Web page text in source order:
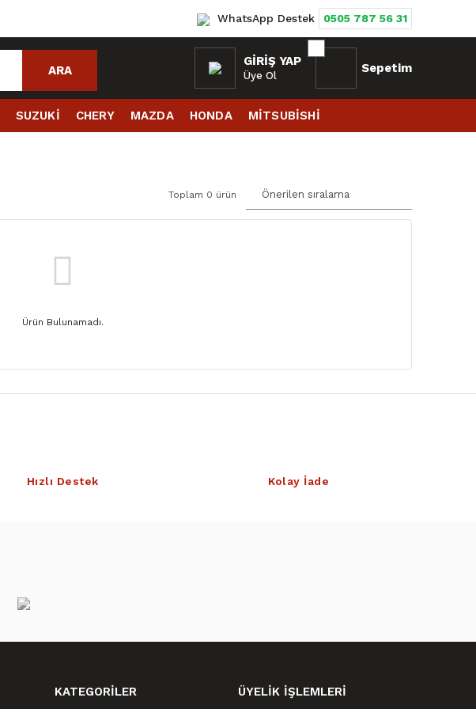
WhatsApp Destek 0505 787 56 31
ARA
GIRIŞ YAP
Üye Ol
Sepetim
SUZUKİ CHERY MAZDA HONDA MİTSUBİSHİ
Toplam 0 ürün
Ürün Bulunamadı.
Hızlı Destek Kolay İade
KATEGORİLER ÜYELİK İŞLEMLERİ